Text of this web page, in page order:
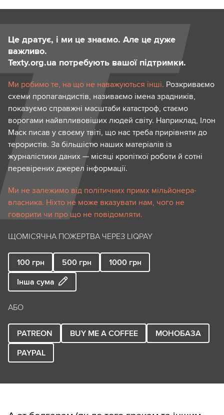
Це дратує, і ми це знаємо. Але це дуже
важливо.
Texty.org.ua потребують вашої підтримки.
Ми робимо те, на що не наважуються інші. Розкриваємо
схеми пропагандистів, називаємо імена зрадників,
показуємо справжні масштаби катастроф, стаємо
ворогами найвпливовіших людей світу. Наприклад, Ілон
Маск писав у своєму твіті, що нас треба прирівняти до
терористів. За більшістю наших матеріалів із
журналістики даних — місяці кропіткої роботи й сотні
перевірених джерел інформації.
Ми не залежимо від політичних примх мільйонера-
власника. Ніхто не може вказувати нам, чого не
говорити чи про що не повідомляти.
ЩОМІСЯЧНА ПОЖЕРТВА ЧЕРЕЗ LIQPAY
100 грн 500 грн 1000 грн
Інша сума
АБО
PATREON BUY ME A COFFEE
МОНОБАЗА
PAYPAL